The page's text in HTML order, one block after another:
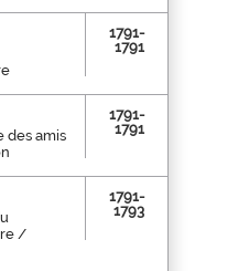
1791-
1791
des amis
1791-
1791
/
1791-
1793